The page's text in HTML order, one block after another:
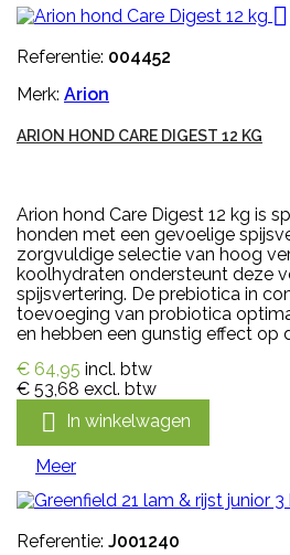

Referentie: 004452
Merk: Arion
ARION HOND CARE DIGEST 12 KG
Arion hond Care Digest 12 kg is
honden met een gevoelige
zorgvuldige selectie van hoog
koolhydraten ondersteunt deze
spijsvertering. De prebiotica in
toevoeging van probiotica
en hebben een gunstig effect op
€ 64,95 incl. btw
€ 53,68 excl. btw
 In winkelwagen
Meer
Referentie: J001240